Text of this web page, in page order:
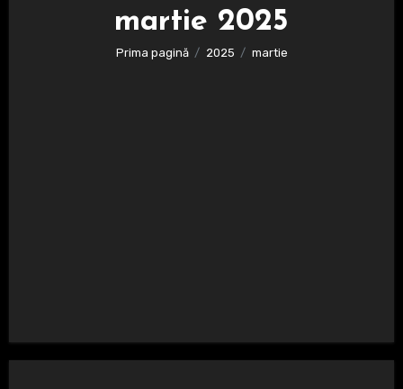
martie 2025
Prima pagină 2025 martie